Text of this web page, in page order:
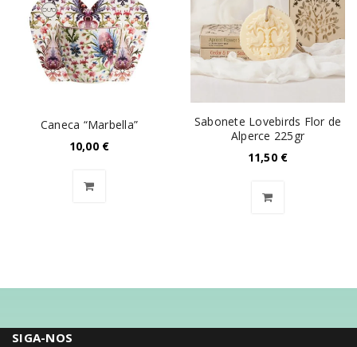
Caneca “Marbella”
10,00 €
Sabonete Lovebirds Flor de
Alperce 225gr
11,50 €
SIGA-NOS